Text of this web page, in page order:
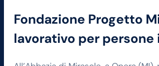
Fondazione Progetto
lavorativo per